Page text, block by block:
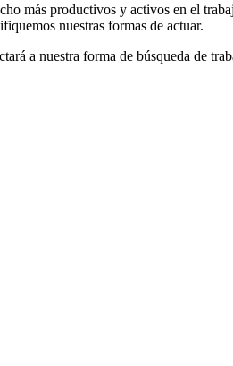
más productivos y activos en el
nuestras formas de actuar.
a nuestra forma de búsqueda de